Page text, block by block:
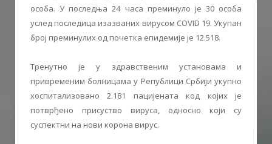
особa. У последња 24 часа преминуло је 30 особа
услед последица изазваних вирусом COVID 19. Укупан
број преминулих од почетка епидемије је 12.518.
Тренутно је у здравственим установама и
привременим болницама у Републици Србији укупно
хоспитализовано 2.181 пацијенaта код којих је
потврђено присуство вируса, односно који су
суспектни на нови корона вирус.